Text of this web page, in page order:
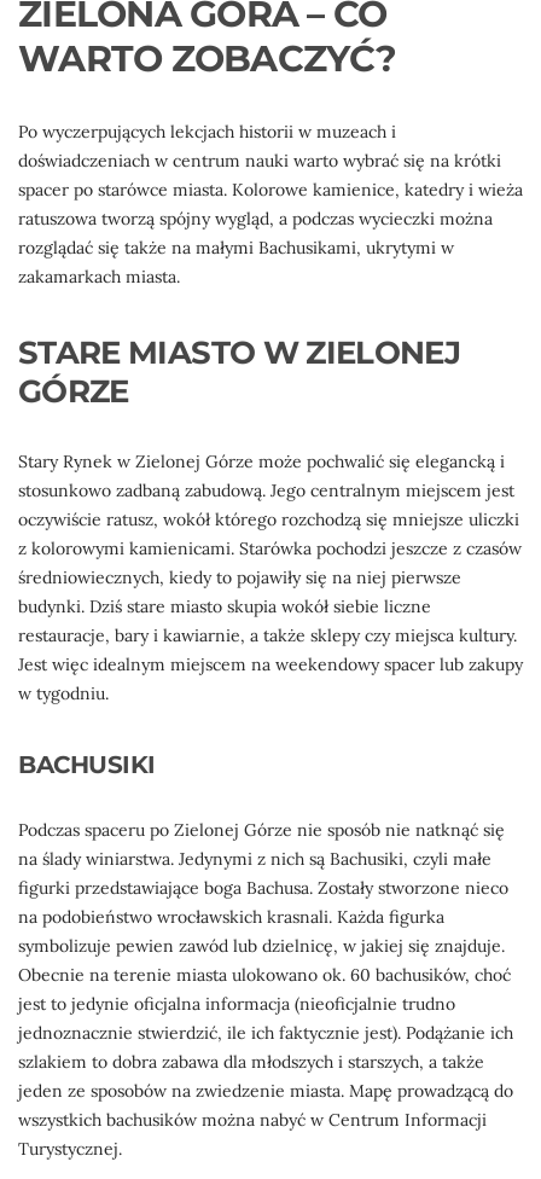
ZIELONA GÓRA – CO
WARTO ZOBACZYĆ?
Po wyczerpujących lekcjach historii w muzeach i
doświadczeniach w centrum nauki warto wybrać się na krótki
spacer po starówce miasta. Kolorowe kamienice, katedry i wieża
ratuszowa tworzą spójny wygląd, a podczas wycieczki można
rozglądać się także na małymi Bachusikami, ukrytymi w
zakamarkach miasta.
STARE MIASTO W ZIELONEJ
GÓRZE
Stary Rynek w Zielonej Górze może pochwalić się elegancką i
stosunkowo zadbaną zabudową. Jego centralnym miejscem jest
oczywiście ratusz, wokół którego rozchodzą się mniejsze uliczki
z kolorowymi kamienicami. Starówka pochodzi jeszcze z czasów
średniowiecznych, kiedy to pojawiły się na niej pierwsze
budynki. Dziś stare miasto skupia wokół siebie liczne
restauracje, bary i kawiarnie, a także sklepy czy miejsca kultury.
Jest więc idealnym miejscem na weekendowy spacer lub zakupy
w tygodniu.
BACHUSIKI
Podczas spaceru po Zielonej Górze nie sposób nie natknąć się
na ślady winiarstwa. Jedynymi z nich są Bachusiki, czyli małe
figurki przedstawiające boga Bachusa. Zostały stworzone nieco
na podobieństwo wrocławskich krasnali. Każda figurka
symbolizuje pewien zawód lub dzielnicę, w jakiej się znajduje.
Obecnie na terenie miasta ulokowano ok. 60 bachusików, choć
jest to jedynie oficjalna informacja (nieoficjalnie trudno
jednoznacznie stwierdzić, ile ich faktycznie jest). Podążanie ich
szlakiem to dobra zabawa dla młodszych i starszych, a także
jeden ze sposobów na zwiedzenie miasta. Mapę prowadzącą do
wszystkich bachusików można nabyć w Centrum Informacji
Turystycznej.